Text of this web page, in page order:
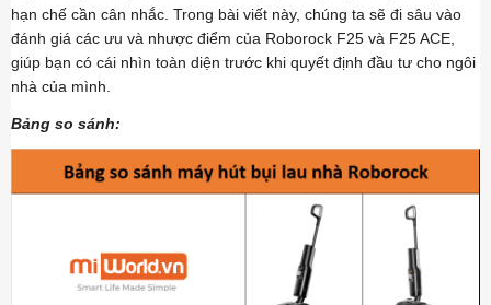
hạn chế cần cân nhắc. Trong bài viết này, chúng ta sẽ đi sâu vào
đánh giá các ưu và nhược điểm của Roborock F25 và F25 ACE,
giúp bạn có cái nhìn toàn diện trước khi quyết định đầu tư cho ngôi
nhà của mình.
Bảng so sánh: